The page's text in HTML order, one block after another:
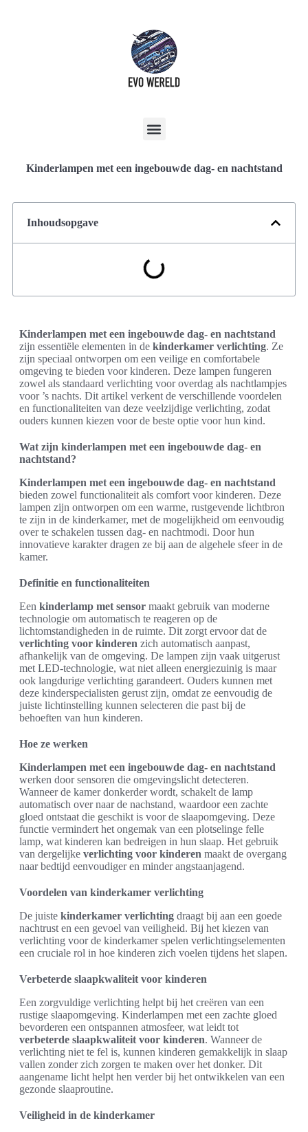
Kinderlampen met een ingebouwde dag- en nachtstand
Inhoudsopgave
Kinderlampen met een ingebouwde dag- en nachtstand
zijn essentiële elementen in de kinderkamer verlichting. Ze
zijn speciaal ontworpen om een veilige en comfortabele
omgeving te bieden voor kinderen. Deze lampen fungeren
zowel als standaard verlichting voor overdag als nachtlampjes
voor ’s nachts. Dit artikel verkent de verschillende voordelen
en functionaliteiten van deze veelzijdige verlichting, zodat
ouders kunnen kiezen voor de beste optie voor hun kind.
Wat zijn kinderlampen met een ingebouwde dag- en
nachtstand?
Kinderlampen met een ingebouwde dag- en nachtstand
bieden zowel functionaliteit als comfort voor kinderen. Deze
lampen zijn ontworpen om een warme, rustgevende lichtbron
te zijn in de kinderkamer, met de mogelijkheid om eenvoudig
over te schakelen tussen dag- en nachtmodi. Door hun
innovatieve karakter dragen ze bij aan de algehele sfeer in de
kamer.
Definitie en functionaliteiten
Een kinderlamp met sensor maakt gebruik van moderne
technologie om automatisch te reageren op de
lichtomstandigheden in de ruimte. Dit zorgt ervoor dat de
verlichting voor kinderen zich automatisch aanpast,
afhankelijk van de omgeving. De lampen zijn vaak uitgerust
met LED-technologie, wat niet alleen energiezuinig is maar
ook langdurige verlichting garandeert. Ouders kunnen met
deze kinderspecialisten gerust zijn, omdat ze eenvoudig de
juiste lichtinstelling kunnen selecteren die past bij de
behoeften van hun kinderen.
Hoe ze werken
Kinderlampen met een ingebouwde dag- en nachtstand
werken door sensoren die omgevingslicht detecteren.
Wanneer de kamer donkerder wordt, schakelt de lamp
automatisch over naar de nachstand, waardoor een zachte
gloed ontstaat die geschikt is voor de slaapomgeving. Deze
functie vermindert het ongemak van een plotselinge felle
lamp, wat kinderen kan bedreigen in hun slaap. Het gebruik
van dergelijke verlichting voor kinderen maakt de overgang
naar bedtijd eenvoudiger en minder angstaanjagend.
Voordelen van kinderkamer verlichting
De juiste kinderkamer verlichting draagt bij aan een goede
nachtrust en een gevoel van veiligheid. Bij het kiezen van
verlichting voor de kinderkamer spelen verlichtingselementen
een cruciale rol in hoe kinderen zich voelen tijdens het slapen.
Verbeterde slaapkwaliteit voor kinderen
Een zorgvuldige verlichting helpt bij het creëren van een
rustige slaapomgeving. Kinderlampen met een zachte gloed
bevorderen een ontspannen atmosfeer, wat leidt tot
verbeterde slaapkwaliteit voor kinderen. Wanneer de
verlichting niet te fel is, kunnen kinderen gemakkelijk in slaap
vallen zonder zich zorgen te maken over het donker. Dit
aangename licht helpt hen verder bij het ontwikkelen van een
gezonde slaaproutine.
Veiligheid in de kinderkamer